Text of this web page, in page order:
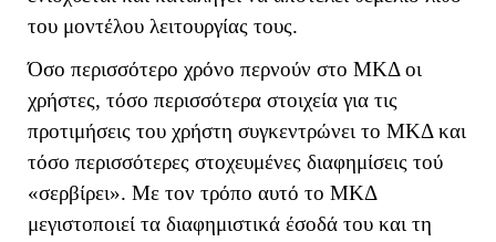
του μοντέλου λειτουργίας τους.
Όσο περισσότερο χρόνο περνούν στο ΜΚΔ οι
χρήστες, τόσο περισσότερα στοιχεία για τις
προτιμήσεις του χρήστη συγκεντρώνει το ΜΚΔ και
τόσο περισσότερες στοχευμένες διαφημίσεις τού
«σερβίρει». Με τον τρόπο αυτό το ΜΚΔ
μεγιστοποιεί τα διαφημιστικά έσοδά του και τη